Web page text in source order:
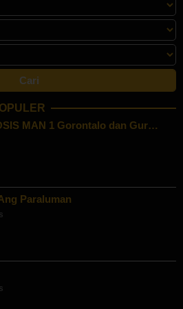
MAN 1 Gorontalo dan Gur…
Paraluman